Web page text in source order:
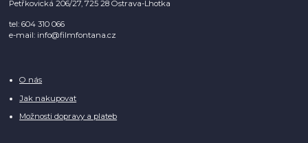
Petřkovická 206/27, 725 28 Ostrava-Lhotka
tel: 604 310 066
e-mail: info@filmfontana.cz
O nás
Jak nakupovat
Možnosti dopravy a plateb